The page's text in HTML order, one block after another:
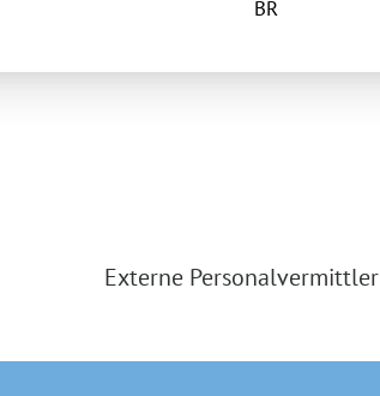
Externe Personalvermittler